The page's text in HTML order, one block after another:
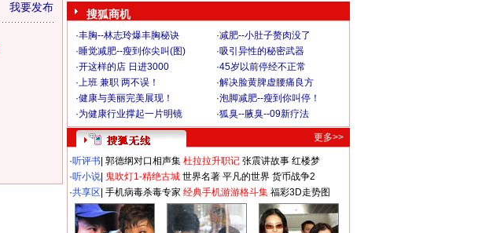
我要发布
搜狐商机
·丰胸--林志玲爆丰胸秘诀 ·减肥--小肚子赘肉没了
·睡觉减肥--瘦到你尖叫(图) ·吸引异性的秘密武器
·开这样的店 日进3000 ·45岁以前停经不正常
·上班 兼职 两不误！ ·解决脸黄脾虚腰痛良方
·健康与美丽完美展现！ ·泡脚减肥--瘦到你叫停！
·为健康行业撑起一片明镜 ·狐臭--腋臭--09新疗法
更多>>
·听评书 郭德纲对口相声集 杜拉拉升职记 张震讲故事 红楼梦
·听小说 鬼吹灯1-精绝古城 世界名著 平凡的世界 货币战争2
·共享区 手机病毒杀毒专家 经典手机游游格斗集 福彩3D走势图